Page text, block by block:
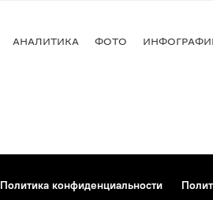
АНАЛИТИКА ФОТО
Политика конфиденциальности